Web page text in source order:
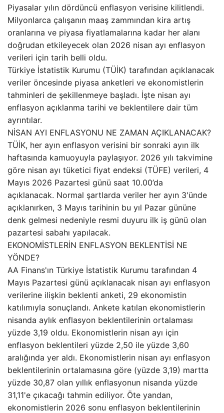
Piyasalar yılın dördüncü enflasyon verisine kilitlendi.
Milyonlarca çalışanın maaş zammından kira artış
oranlarına ve piyasa fiyatlamalarına kadar her alanı
doğrudan etkileyecek olan 2026 nisan ayı enflasyon
verileri için tarih belli oldu.
Türkiye İstatistik Kurumu (TÜİK) tarafından açıklanacak
veriler öncesinde piyasa anketleri ve ekonomistlerin
tahminleri de şekillenmeye başladı. İşte nisan ayı
enflasyon açıklanma tarihi ve beklentilere dair tüm
ayrıntılar.
NİSAN AYI ENFLASYONU NE ZAMAN AÇIKLANACAK?
TÜİK, her ayın enflasyon verisini bir sonraki ayın ilk
haftasında kamuoyuyla paylaşıyor. 2026 yılı takvimine
göre nisan ayı tüketici fiyat endeksi (TÜFE) verileri, 4
Mayıs 2026 Pazartesi günü saat 10.00’da
açıklanacak. Normal şartlarda veriler her ayın 3'ünde
açıklanırken, 3 Mayıs tarihinin bu yıl Pazar gününe
denk gelmesi nedeniyle resmi duyuru ilk iş günü olan
pazartesi sabahı yapılacak.
EKONOMİSTLERİN ENFLASYON BEKLENTİSİ NE
YÖNDE?
AA Finans'ın Türkiye İstatistik Kurumu tarafından 4
Mayıs Pazartesi günü açıklanacak nisan ayı enflasyon
verilerine ilişkin beklenti anketi, 29 ekonomistin
katılımıyla sonuçlandı. Ankete katılan ekonomistlerin
nisanda aylık enflasyon beklentilerinin ortalaması
yüzde 3,19 oldu. Ekonomistlerin nisan ayı için
enflasyon beklentileri yüzde 2,50 ile yüzde 3,60
aralığında yer aldı. Ekonomistlerin nisan ayı enflasyon
beklentilerinin ortalamasına göre (yüzde 3,19) martta
yüzde 30,87 olan yıllık enflasyonun nisanda yüzde
31,11'e çıkacağı tahmin ediliyor. Öte yandan,
ekonomistlerin 2026 sonu enflasyon beklentilerinin